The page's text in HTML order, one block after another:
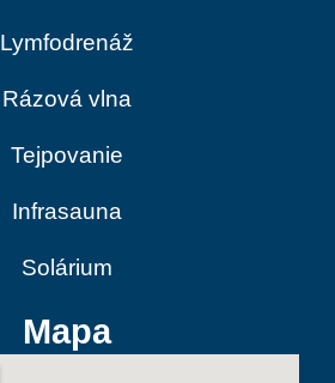
Lymfodrenáž
Rázová vlna
Tejpovanie
Infrasauna
Solárium
Mapa